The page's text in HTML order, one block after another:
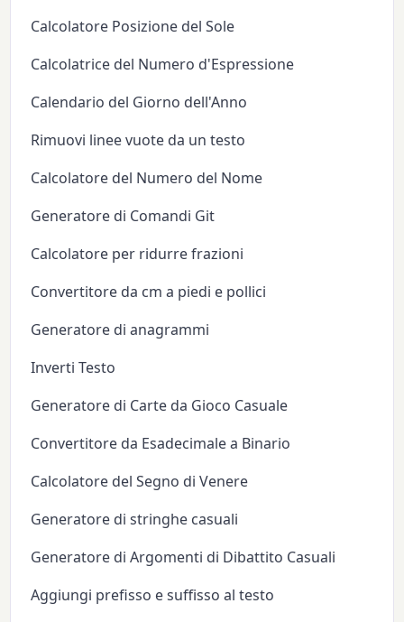
Calcolatore Posizione del Sole
Calcolatrice del Numero d'Espressione
Calendario del Giorno dell'Anno
Rimuovi linee vuote da un testo
Calcolatore del Numero del Nome
Generatore di Comandi Git
Calcolatore per ridurre frazioni
Convertitore da cm a piedi e pollici
Generatore di anagrammi
Inverti Testo
Generatore di Carte da Gioco Casuale
Convertitore da Esadecimale a Binario
Calcolatore del Segno di Venere
Generatore di stringhe casuali
Generatore di Argomenti di Dibattito Casuali
Aggiungi prefisso e suffisso al testo